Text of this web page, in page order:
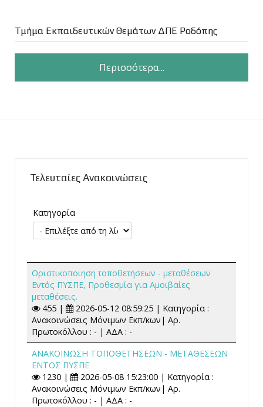
Τμήμα Εκπαιδευτικών Θεμάτων ΔΠΕ Ροδόπης
Περισσότερα...
Τελευταίες Ανακοινώσεις
Κατηγορία
Οριστικοποιηση τοποθετήσεων - μεταθέσεων
Εντός ΠΥΣΠΕ, Προθεσμία για Αμοιβαίες
μεταθέσεις.
455 |
2026-05-12 08:59:25 | Κατηγορία :
Ανακοινώσεις Μόνιμων Εκπ/κων| Αρ.
Πρωτοκόλλου : - | ΑΔΑ : -
ΑΝΑΚΟΙΝΩΣΗ ΤΟΠΟΘΕΤΗΣΕΩΝ - ΜΕΤΑΘΕΣΕΩΝ
ΕΝΤΟΣ ΠΥΣΠΕ
1230 |
2026-05-08 15:23:00 | Κατηγορία :
Ανακοινώσεις Μόνιμων Εκπ/κων| Αρ.
Πρωτοκόλλου : - | ΑΔΑ : -